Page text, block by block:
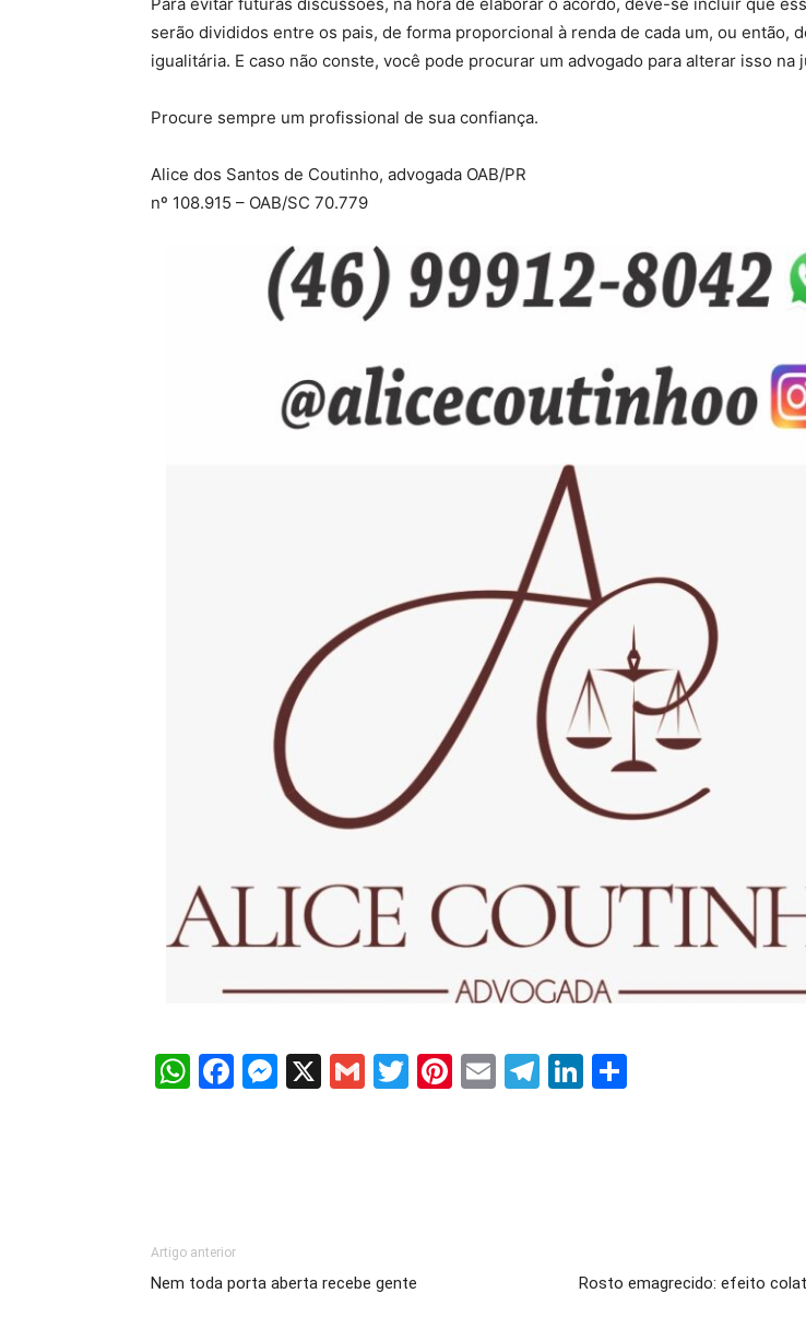
serão divididos entre os pais, de forma proporcional à renda de cada um, ou então,
igualitária. E caso não conste, você pode procurar um advogado para alterar isso na
Procure sempre um profissional de sua confiança.
Alice dos Santos de Coutinho, advogada OAB/PR
nº 108.915 – OAB/SC 70.779
WhatsApp
Facebook
Messenger
X GmailTwitter
Pinterest
EmailTelegram
LinkedIn
Artigo anterior
Nem toda porta aberta recebe gente Rosto emagrecido: efeito